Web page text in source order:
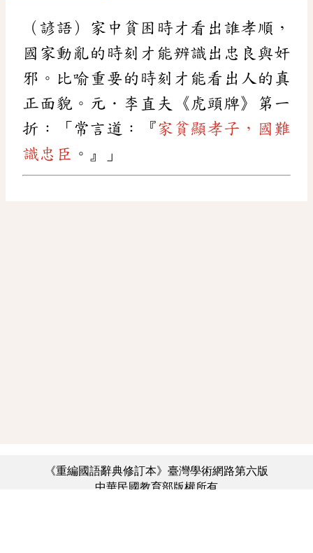
（諺語）家中貧困時才看出誰孝順，
國家動亂的時刻才能辨識出忠良與奸
邪。比喻重要的時刻才能看出人的真
正面貌。元．李直夫《虎頭牌》第一
折：「常言道：『家貧顯孝子，國難
識忠臣 。』」
《重編國語辭典修訂本》臺灣學術網路第六版
中華民國教育部版權所有